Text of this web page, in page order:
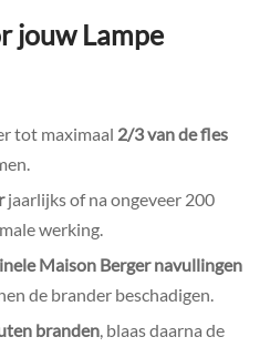
jouw Lampe
tot maximaal 2/3 van de fles
jaarlijks of na ongeveer 200
werking.
Maison Berger navullingen
de brander beschadigen.
branden , blaas daarna de